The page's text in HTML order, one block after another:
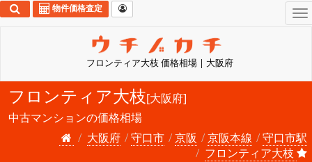
フロンティア大枝 価格相場 | 大阪府
物件価格査定
フロンティア大枝[大阪府]
中古マンションの価格相場
大阪府
守口市 京阪 京阪本線
守口市駅
フロンティア大枝